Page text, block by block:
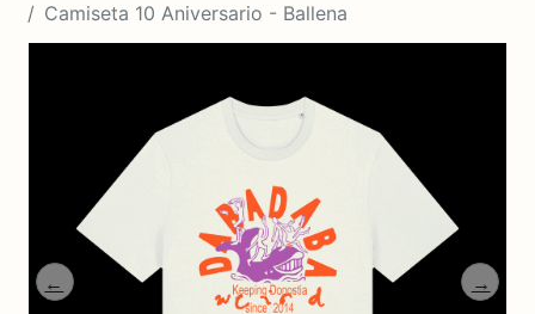
Camiseta 10 Aniversario - Ballena